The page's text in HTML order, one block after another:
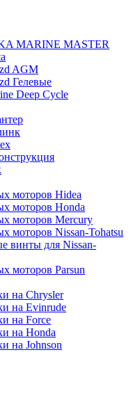
MARINE MASTER
AGM
Гелевые
Deep Cycle
моторов Hidea
моторов Honda
моторов Mercury
моторов Nissan-Tohatsu
винты для Nissan-
моторов Parsun
на Chrysler
на Evinrude
на Force
на Honda
на Johnson